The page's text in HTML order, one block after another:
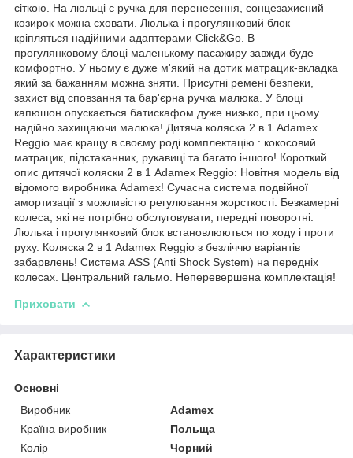
сіткою. На люльці є ручка для перенесення, сонцезахисний
козирок можна сховати. Люлька і прогулянковий блок
кріпляться надійними адаптерами Click&Go. В
прогулянковому блоці маленькому пасажиру завжди буде
комфортно. У ньому є дуже м'який на дотик матрацик-вкладка
який за бажанням можна зняти. Присутні ремені безпеки,
захист від сповзання та бар'єрна ручка малюка. У блоці
капюшон опускається батискафом дуже низько, при цьому
надійно захищаючи малюка! Дитяча коляска 2 в 1 Adamex
Reggio має кращу в своєму роді комплектацію : кокосовий
матрацик, підстаканник, рукавиці та багато іншого! Короткий
опис дитячої коляски 2 в 1 Adamex Reggio: Новітня модель від
відомого виробника Adamex! Сучасна система подвійної
амортизації з можливістю регулювання жорсткості. Безкамерні
колеса, які не потрібно обслуговувати, передні поворотні.
Люлька і прогулянковий блок встановлюються по ходу і проти
руху. Коляска 2 в 1 Adamex Reggio з безліччю варіантів
забарвлень! Система ASS (Anti Shock System) на передніх
колесах. Центральний гальмо. Неперевершена комплектація!
Приховати
Характеристики
Основні
Виробник
Adamex
Країна виробник
Польща
Колір
Чорний